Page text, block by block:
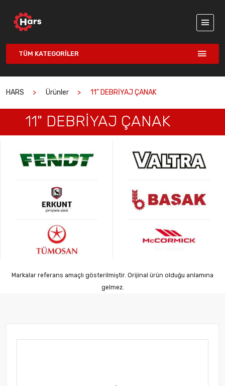
TÜM KATEGORILER
HARS Ürünler 11" DEBRİYAJ ÇANAK
11" DEBRİYAJ ÇANAK
Markalar referans amaçlı gösterilmiştir. Orijinal ürün olduğu anlamına
gelmez.